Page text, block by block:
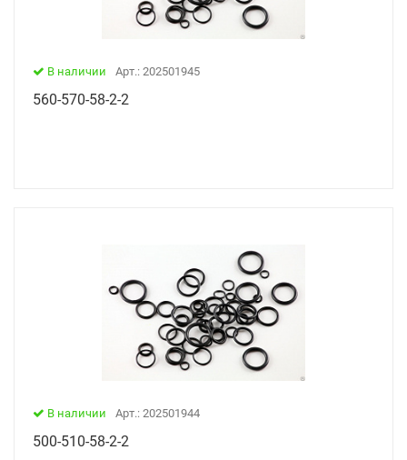
В наличии Арт.: 202501945
560-570-58-2-2
В наличии Арт.: 202501944
500-510-58-2-2